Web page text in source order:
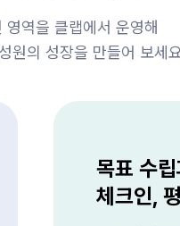
영역을 클랩에서 운영해
원의 성장을 만들어 보세
목표 수
체크인,